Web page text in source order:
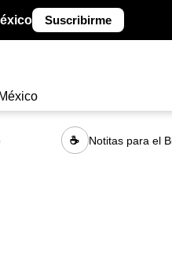
Suscribirme
☕ Notitas para el